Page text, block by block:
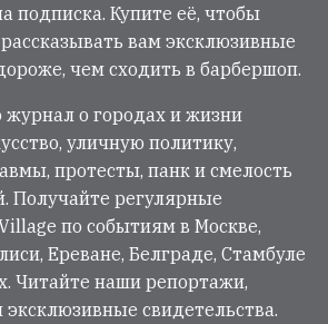
подписка. Купите её, чтобы
вам эксклюзивные
чем сходить в барбершоп.
о городах и жизни
уличную политику,
протесты, панк и смелость
Получайте регулярные
по событиям в Москве,
Ереване, Белграде, Стамбуле
Читайте наши репортажи,
эксклюзивные свидетельства.